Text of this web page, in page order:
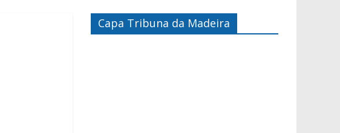
Capa Tribuna da Madeira